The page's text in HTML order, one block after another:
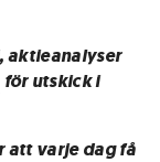
aktieanalyser
för utskick i
att varje dag få